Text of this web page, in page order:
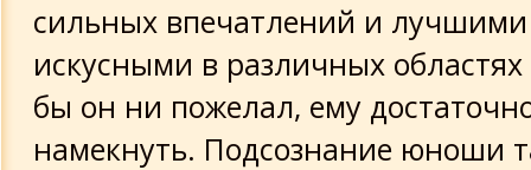
сильных впечатлений и
искусными в различных
бы он ни пожелал, ему
намекнуть. Подсознание юноши